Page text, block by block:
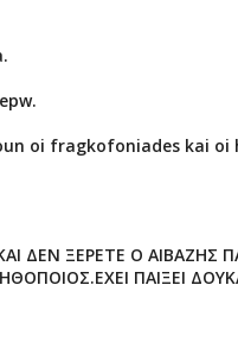
oi fragkofoniades kai oi
ΔΕΝ ΞΕΡΕΤΕ Ο ΑΙΒΑΖΗΣ
ΠΑΙΞΕΙ